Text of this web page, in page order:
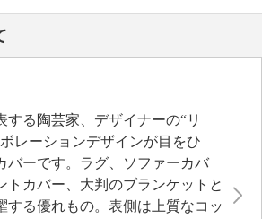
する陶芸家、デザイナーの“リ
レーションデザインが目をひ
バーです。ラグ、ソファーカバ
トカバー、大判のブランケットと
する優れもの。表側は上質なコッ